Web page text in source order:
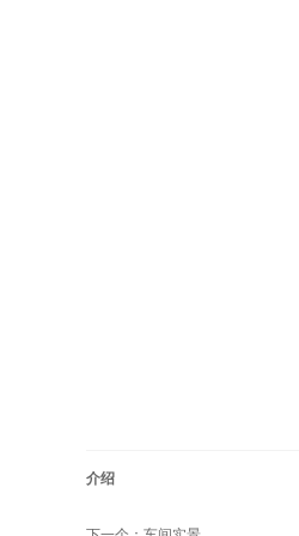
介绍